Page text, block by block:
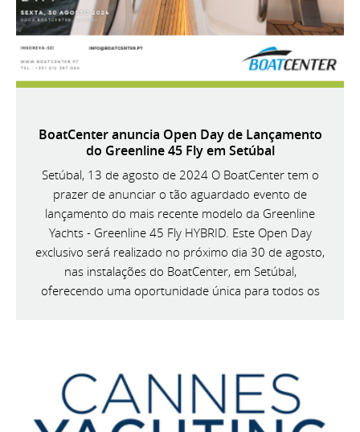
BoatCenter anuncia Open Day de Lançamento
do Greenline 45 Fly em Setúbal
Setúbal, 13 de agosto de 2024 O BoatCenter tem o
prazer de anunciar o tão aguardado evento de
lançamento do mais recente modelo da Greenline
Yachts - Greenline 45 Fly HYBRID. Este Open Day
exclusivo será realizado no próximo dia 30 de agosto,
nas instalações do BoatCenter, em Setúbal,
oferecendo uma oportunidade única para todos os